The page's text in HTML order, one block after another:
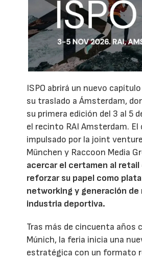
ISPO abrirá un nuevo
su traslado a Ámsterdam,
su primera edición del 3 al 5
el recinto RAI Amsterdam. El
impulsado por la joint
München y Raccoon Media
acercar el certamen al retail
reforzar su papel como
networking y generación de
industria deportiva.
Tras más de cincuenta años
Múnich, la feria inicia una
estratégica con un formato